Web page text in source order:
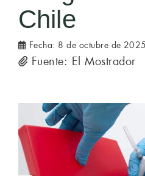
Chile
Fecha: 8 de octubre de 2025
Fuente: El Mostrador